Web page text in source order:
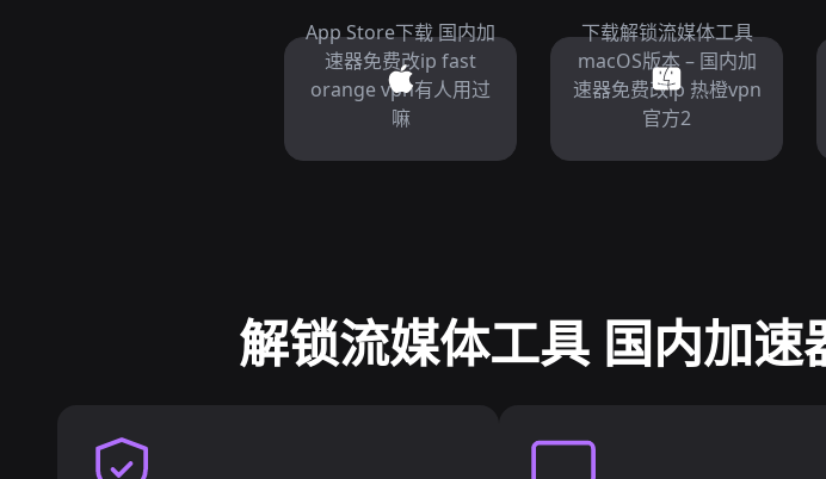
App Store下载 国内加
速器免费改ip fast
orange vpn有人用过
嘛
下载解锁流媒体工具
macOS版本 – 国内加
速器免费改ip 热橙vpn
官方2
解锁流媒体工具 国内加